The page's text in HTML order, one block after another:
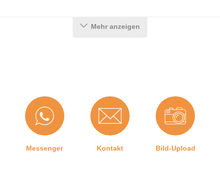
Mehr anzeigen
Messenger Kontakt Bild-Upload